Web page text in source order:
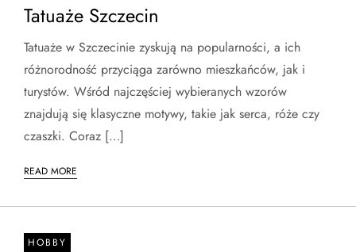
Tatuaże Szczecin
Tatuaże w Szczecinie zyskują na popularności, a ich
różnorodność przyciąga zarówno mieszkańców, jak i
turystów. Wśród najczęściej wybieranych wzorów
znajdują się klasyczne motywy, takie jak serca, róże czy
czaszki. Coraz […]
READ MORE
HOBBY